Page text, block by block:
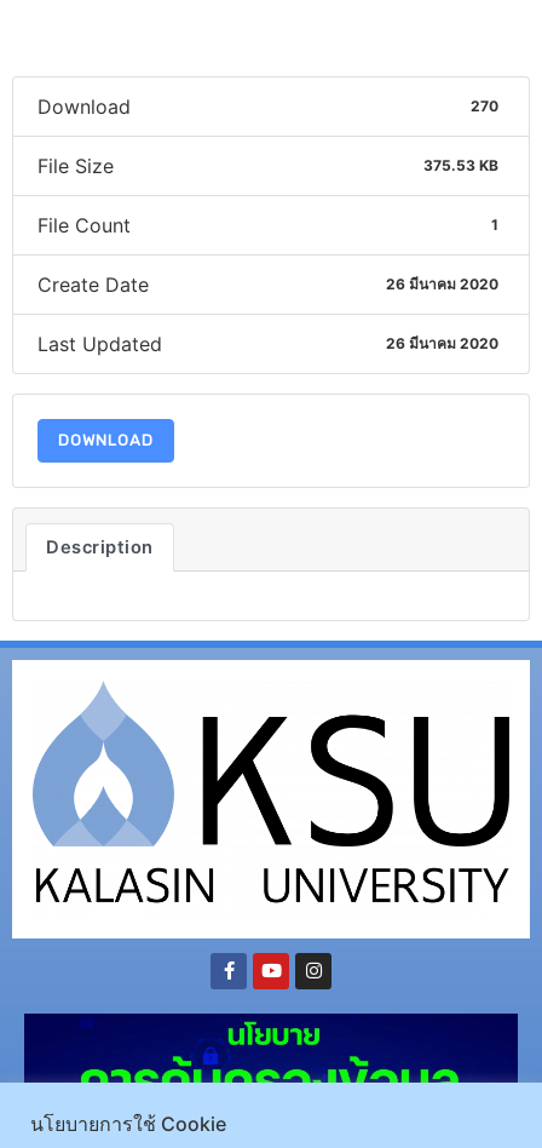
Download 270
File Size 375.53 KB
File Count 1
Create Date 26 มีนาคม 2020
Last Updated 26 มีนาคม 2020
DOWNLOAD
Description
นโยบายการใช้ Cookie